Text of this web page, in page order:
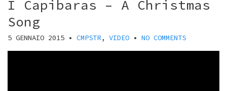
I Capibaras – A Christmas
Song
5 GENNAIO 2015 • CMPSTR, VIDEO • NO COMMENTS